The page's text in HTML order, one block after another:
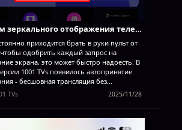
Автоприем зеркального отображения телевизора - без всплывающих окон
приходится брать в руки пульт от
чтобы одобрить каждый запрос на
экрана, это может быстро надоесть. В
1001 TVs появилось автопринятие
- бесшовная трансляция без
окон. Пошаговое руководство ❶
правый нижний угол главного экрана
выберите “Настройки” ❷ Найдите и
сопряжения" ❸ Выберите
TVs 2025/11/28